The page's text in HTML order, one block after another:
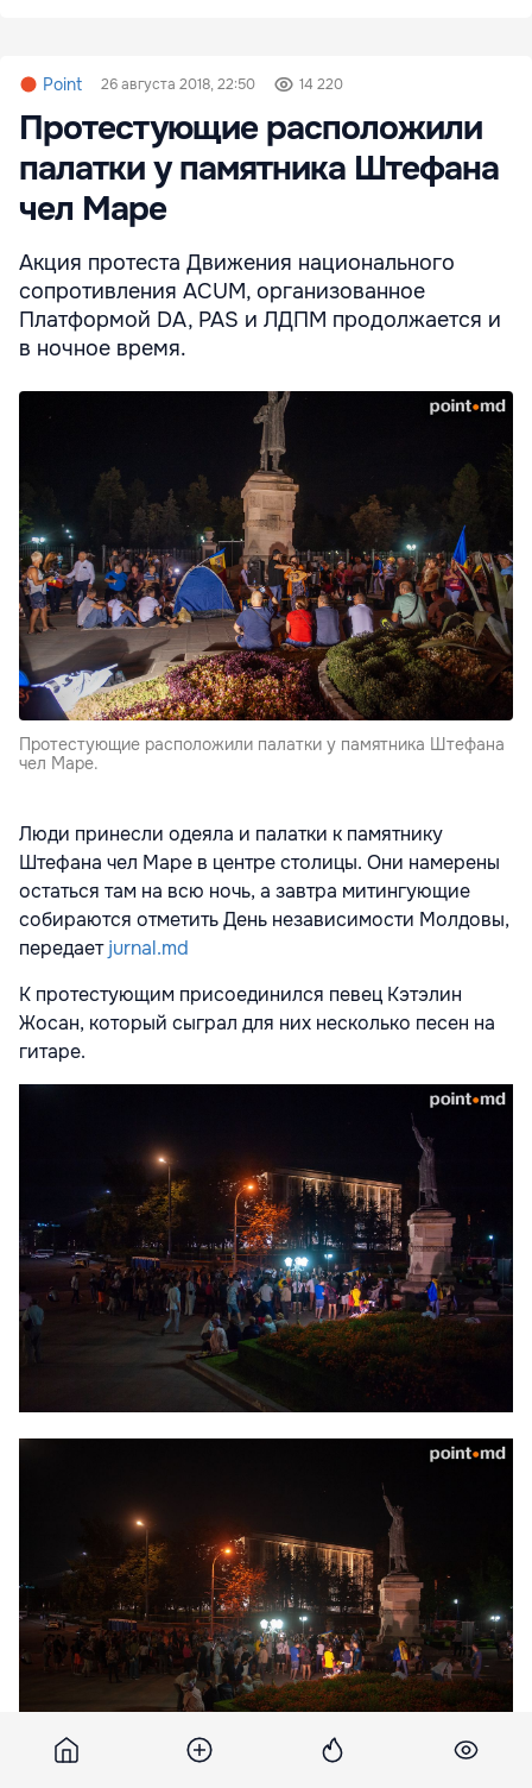
Point 26 августа 2018, 22:50 14 220
Протестующие расположили
палатки у памятника Штефана
чел Маре
Акция протеста Движения национального
сопротивления ACUM, организованное
Платформой DA, PAS и ЛДПМ продолжается и
в ночное время.
Протестующие расположили палатки у памятника Штефана
чел Маре.
Люди принесли одеяла и палатки к памятнику
Штефана чел Маре в центре столицы. Они намерены
остаться там на всю ночь, а завтра митингующие
собираются отметить День независимости Молдовы,
передаетjurnal.md
К протестующим присоединился певец Кэтэлин
Жосан, который сыграл для них несколько песен на
гитаре.